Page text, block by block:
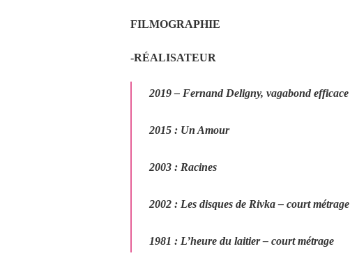
FILMOGRAPHIE
-RÉALISATEUR
2019– Fernand Deligny, vagabond efficace
2015 : Un Amour
2003 : Racines
2002 : Les disques de Rivka– court métrage
1981 : L’heure du laitier– court métrage